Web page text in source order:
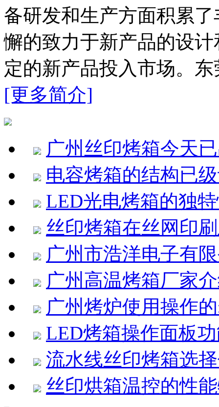
备研发和生产方面积累
懈的致力于新产品的设
定的新产品投入市场。东
[更多简介]
广州丝印烤箱今天
电容烤箱的结构已
LED光电烤箱的独
丝印烤箱在丝网印
广州市浩洋电子有
广州高温烤箱厂家
广州烤炉使用操作
LED烤箱操作面板
流水线丝印烤箱选
丝印烘箱温控的性